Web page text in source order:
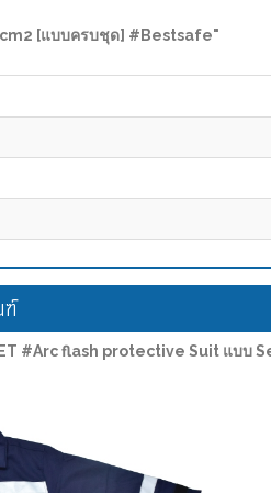
[แบบครบชุด] #Bestsafe"
#Arc flash protective Suit แบ